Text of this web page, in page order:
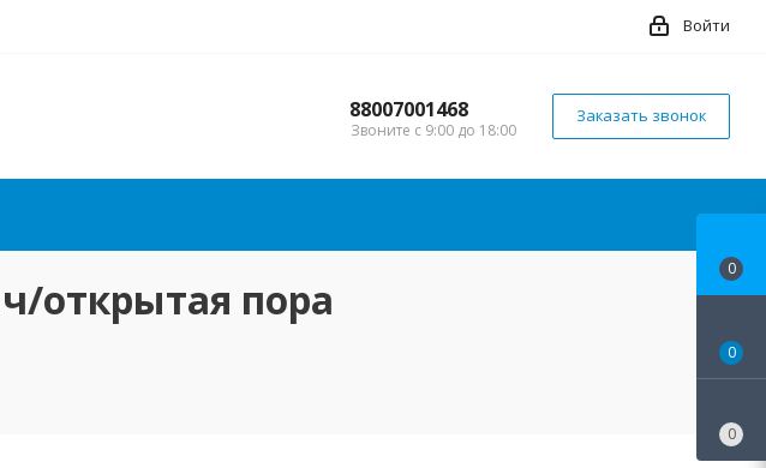
Войти
88007001468
Звоните с 9:00 до 18:00
Заказать звонок
открытая пора
0
0
0